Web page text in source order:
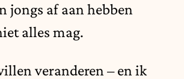
jongs af aan hebben
alles mag.
veranderen – en ik